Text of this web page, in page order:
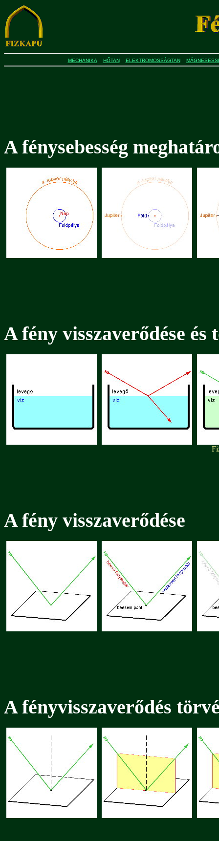
MECHANIKA HŐTAN ELEKTROMOSSÁGTAN
A fénysebesség
A fény visszaverődése és
A fény visszaverődése
A fényvisszaverődés